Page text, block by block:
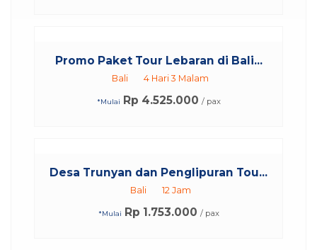
Promo Paket Tour Lebaran di Bali...
Bali 4 Hari 3 Malam
*Mulai Rp 4.525.000 / pax
Desa Trunyan dan Penglipuran Tou...
Bali 12 Jam
*Mulai Rp 1.753.000 / pax